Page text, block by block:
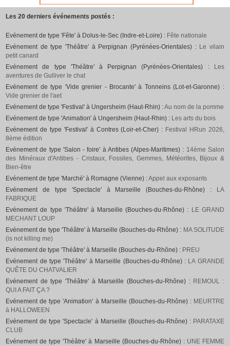
Les 20 derniers événements postés :
Evénement de type 'Fête' à Dolus-le-Sec (Indre-et-Loire) : Fête nationale
Evénement de type 'Théâtre' à Perpignan (Pyrénées-Orientales) : Le vilain
petit canard
Evénement de type 'Théâtre' à Perpignan (Pyrénées-Orientales) :
Les
aventures de Gulliver le chat
Evénement de type 'Vide grenier - Brocante' à Tonneins (Lot-et-Garonne) :
Vide grenier de l'aet
Evénement de type 'Festival' à Ungersheim (Haut-Rhin) :Au nom de la pomme
Evénement de type 'Animation' à Ungersheim (Haut-Rhin) : Les arts du bois
Evénement de type 'Festival' à Contres (Loir-et-Cher) : Festival HRun 2026,
8ème édition
Evénement de type 'Salon - foire' à Antibes (Alpes-Maritimes) : 14ème Salon
des Minéraux d'Antibes - Cristaux, Fossiles, Gemmes, Météorites, Bijoux &
Bien-être
Evénement de type 'Marché' à Romagne (Vienne) :Appel aux exposants
Evénement de type 'Spectacle' à Marseille (Bouches-du-Rhône) :
LA
FABRIQUE
Evénement de type 'Théâtre' à Marseille (Bouches-du-Rhône) : LE GRAND
MECHANT LOUP
Evénement de type 'Théâtre' à Marseille (Bouches-du-Rhône) : MA SOLITUDE
(is not killing me)
Evénement de type 'Théâtre' à Marseille (Bouches-du-Rhône) : PREU
Evénement de type 'Théâtre' à Marseille (Bouches-du-Rhône) : LA GRANDE
QUÊTE DU CHATVALIER
Evénement de type 'Théâtre' à Marseille (Bouches-du-Rhône) : REMOUL :
QUI A FAIT ÇA ?
Evénement de type 'Animation' à Marseille (Bouches-du-Rhône) : MEURTRE
à HALLOWEEN
Evénement de type 'Spectacle' à Marseille (Bouches-du-Rhône) : PARATAXE
CLUB
Evénement de type 'Théâtre' à Marseille (Bouches-du-Rhône) : UNE FEMME